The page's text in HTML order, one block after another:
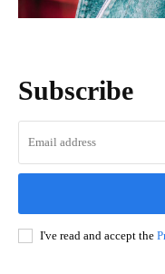
Subscribe
I've read and accept the